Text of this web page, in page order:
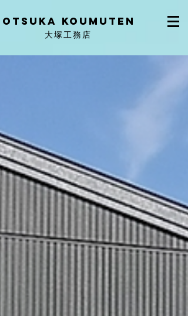
OtSuka KOUMUTEN
大塚工務店